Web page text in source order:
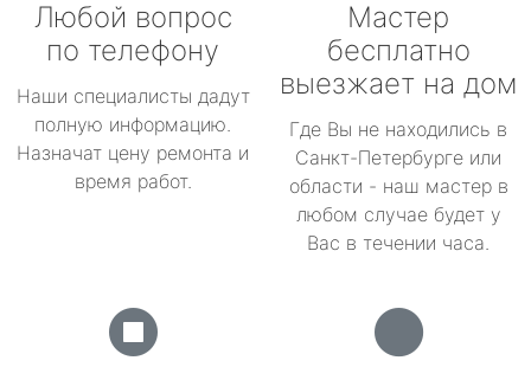
Любой вопрос
по телефону
Наши специалисты дадут
полную информацию.
Назначат цену ремонта и
время работ.
Мастер
бесплатно
выезжает на дом
Где Вы не находились в
Санкт-Петербурге или
области - наш мастер в
любом случае будет у
Вас в течении часа.